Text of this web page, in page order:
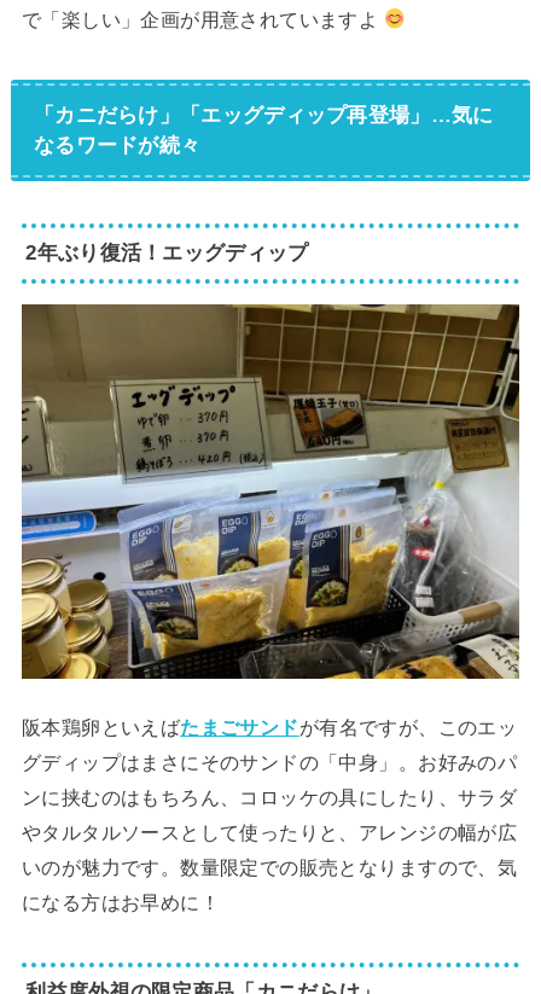
で「楽しい」企画が用意されていますよ
「カニだらけ」「エッグディップ再登場」…気に
なるワードが続々
2年ぶり復活！エッグディップ
阪本鶏卵といえばたまごサンドが有名ですが、このエッ
グディップはまさにそのサンドの「中身」。お好みのパ
ンに挟むのはもちろん、コロッケの具にしたり、サラダ
やタルタルソースとして使ったりと、アレンジの幅が広
いのが魅力です。数量限定での販売となりますので、気
になる方はお早めに！